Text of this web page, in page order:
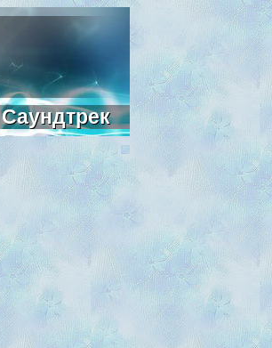
Саундтрек